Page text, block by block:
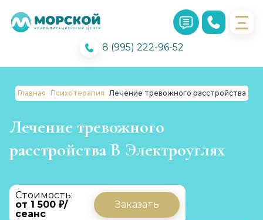
8 (995) 222-96-52
Главная Психотерапия Лечение тревожного расстройства
Лечение тревожного
расстройства В Электроуглях
Стоимость:
от 1 500 ₽/
сеанс
Заказать